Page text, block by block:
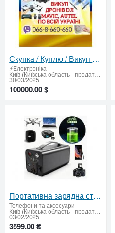
Скупка / Куплю / Викуп дронів DJI Mavic, Autel по всій Україні
⚡Електроніка-
Київ (Київська область - продати купити)
30/03/2025
100000.00 $
Портативна зарядна станція 200Вт Powerbank 50000мАч
Телефони та аксесуари -
Київ (Київська область - продати купити)
03/02/2025
3599.00 ₴